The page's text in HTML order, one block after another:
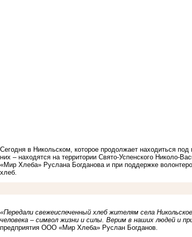
Сегодня в Никольском, которое продолжает находиться
них – находятся на территории Свято-Успенского Николо-
«Мир Хлеба» Руслана Богданова и при поддержке
хлеб.
«Передали свежеиспеченный хлеб жителям села
человека – символ жизни и силы. Верим в наших людей и
предприятия ООО «Мир Хлеба» Руслан Богданов.